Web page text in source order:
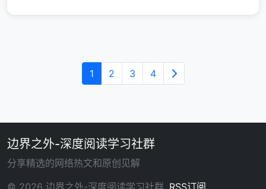
1 2 3 4
边界之外-深度阅读学习社群
分享精选的网络热文和原创见解
© 2026 边界之外-深度阅读学习社群. RSS订阅